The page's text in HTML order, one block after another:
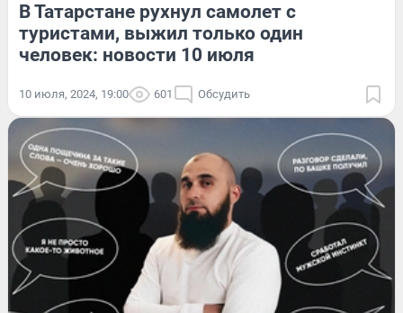
В Татарстане рухнул самолет с
туристами, выжил только один
человек: новости 10 июля
10 июля, 2024, 19:00 601 Обсудить